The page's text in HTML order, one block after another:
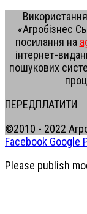
«Агробізнес
посилання на
інтернет-
пошукових
ПЕРЕДПЛАТИТИ
©2010 - 2022
Facebook Google
Please publish